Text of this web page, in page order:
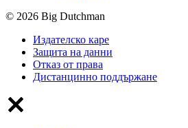
© 2026 Big Dutchman
Издателско каре
Защита на данни
Отказ от права
Дистанцинно поддържане